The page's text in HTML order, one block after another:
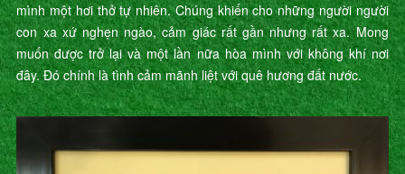
mình một hơi thở tự nhiên. Chúng khiến cho những người người
con xa xứ nghẹn ngào, cảm giác rất gần nhưng rất xa. Mong
muốn được trở lại và một lần nữa hòa mình với không khí nơi
đây. Đó chính là tình cảm mãnh liệt với quê hương đất nước.